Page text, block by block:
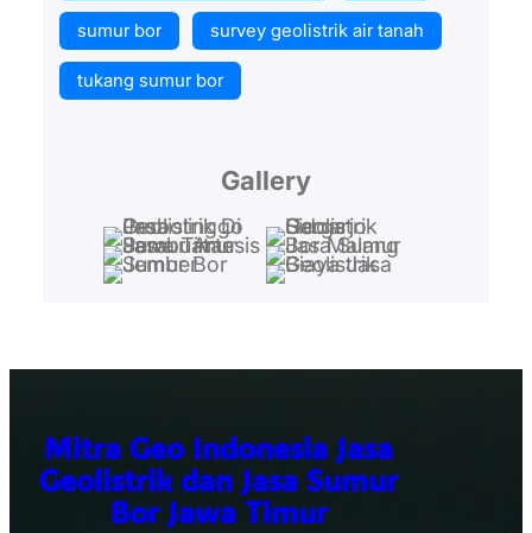
sumur bor survey geolistrik air tanah
tukang sumur bor
Gallery
Mitra Geo Indonesia Jasa
Geolistrik dan Jasa Sumur
Bor Jawa Timur